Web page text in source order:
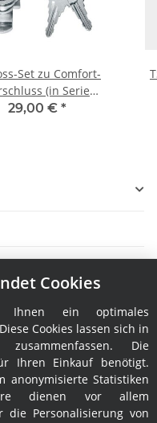
Set zu Comfort-
(in Serie
29,00 € *
Cookies
Ihnen ein optimales
Cookies lassen sich in
Die
Ihren Einkauf benötigt.
anonymisierte Statistiken
dienen vor allem
die Personalisierung von